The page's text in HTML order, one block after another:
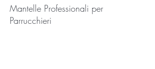
Mantelle Professionali per
Parrucchieri